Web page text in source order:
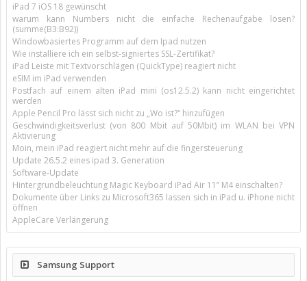
iPad 7 iOS 18 gewünscht
warum kann Numbers nicht die einfache Rechenaufgabe lösen?
(summe(B3:B92))
Windowbasiertes Programm auf dem Ipad nutzen
Wie installiere ich ein selbst-signiertes SSL-Zertifikat?
iPad Leiste mit Textvorschlägen (QuickType) reagiert nicht
eSIM im iPad verwenden
Postfach auf einem alten iPad mini (os12.5.2) kann nicht eingerichtet
werden
Apple Pencil Pro lässt sich nicht zu „Wo ist?“ hinzufügen
Geschwindigkeitsverlust (von 800 Mbit auf 50Mbit) im WLAN bei VPN
Aktivierung
Moin, mein iPad reagiert nicht mehr auf die fingersteuerung
Update 26.5.2 eines ipad 3. Generation
Software-Update
Hintergrundbeleuchtung Magic Keyboard iPad Air 11’’ M4 einschalten?
Dokumente über Links zu Microsoft365 lassen sich in iPad u. iPhone nicht
öffnen
AppleCare Verlängerung
Samsung Support